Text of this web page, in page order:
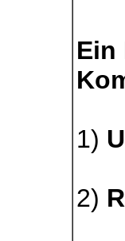
Ein
1)
2)